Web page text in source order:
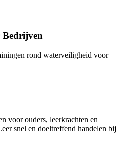
Bedrijven
rond waterveiligheid voor
voor ouders, leerkrachten en
snel en doeltreffend handelen bij